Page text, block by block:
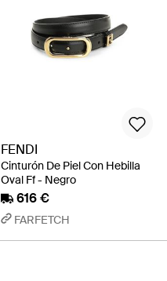
FENDI
Cinturón De Piel Con Hebilla
Oval Ff - Negro
616 €
FARFETCH